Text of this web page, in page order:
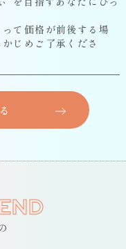
て価格が前後する場
じめご了承くださ